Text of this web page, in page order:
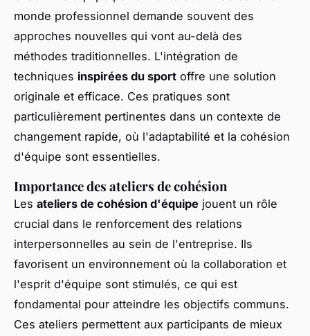
monde professionnel demande souvent des
approches nouvelles qui vont au-delà des
méthodes traditionnelles. L'intégration de
techniques inspirées du sport offre une solution
originale et efficace. Ces pratiques sont
particulièrement pertinentes dans un contexte de
changement rapide, où l'adaptabilité et la cohésion
d'équipe sont essentielles.
Importance des ateliers de cohésion
Les ateliers de cohésion d'équipe jouent un rôle
crucial dans le renforcement des relations
interpersonnelles au sein de l'entreprise. Ils
favorisent un environnement où la collaboration et
l'esprit d'équipe sont stimulés, ce qui est
fondamental pour atteindre les objectifs communs.
Ces ateliers permettent aux participants de mieux